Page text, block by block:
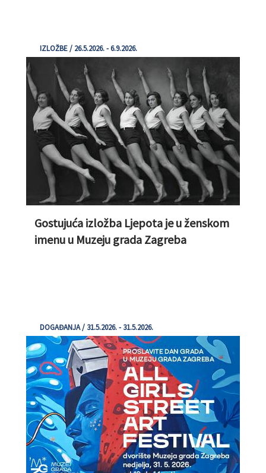
IZLOŽBE / 26.5.2026. - 6.9.2026.
Gostujuća izložba Ljepota je u ženskom
imenu u Muzeju grada Zagreba
DOGAĐANJA / 31.5.2026. - 31.5.2026.